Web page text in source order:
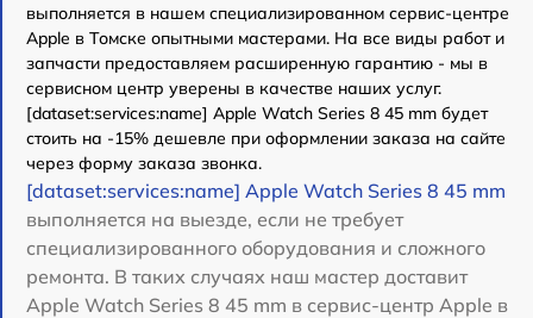
выполняется в нашем специализированном сервис-центре
Apple в Томске опытными мастерами. На все виды работ и
запчасти предоставляем расширенную гарантию - мы в
сервисном центр уверены в качестве наших услуг.
[dataset:services:name] Apple Watch Series 8 45 mm будет
стоить на -15% дешевле при оформлении заказа на сайте
через форму заказа звонка.
[dataset:services:name] Apple Watch Series 8 45 mm
выполняется на выезде, если не требует
специализированного оборудования и сложного
ремонта. В таких случаях наш мастер доставит
Apple Watch Series 8 45 mm в сервис-центр Apple в